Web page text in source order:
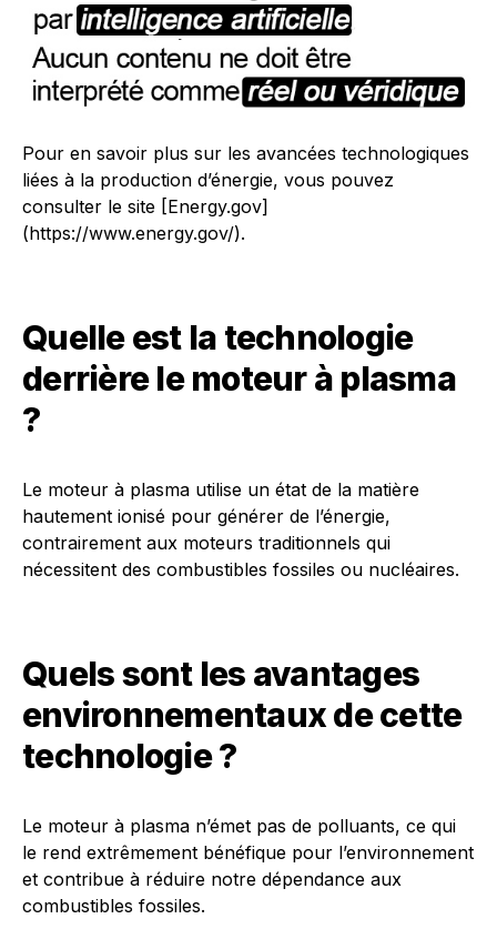
Pour en savoir plus sur les avancées technologiques
liées à la production d’énergie, vous pouvez
consulter le site [Energy.gov]
(https://www.energy.gov/).
Quelle est la technologie
derrière le moteur à plasma
?
Le moteur à plasma utilise un état de la matière
hautement ionisé pour générer de l’énergie,
contrairement aux moteurs traditionnels qui
nécessitent des combustibles fossiles ou nucléaires.
Quels sont les avantages
environnementaux de cette
technologie ?
Le moteur à plasma n’émet pas de polluants, ce qui
le rend extrêmement bénéfique pour l’environnement
et contribue à réduire notre dépendance aux
combustibles fossiles.